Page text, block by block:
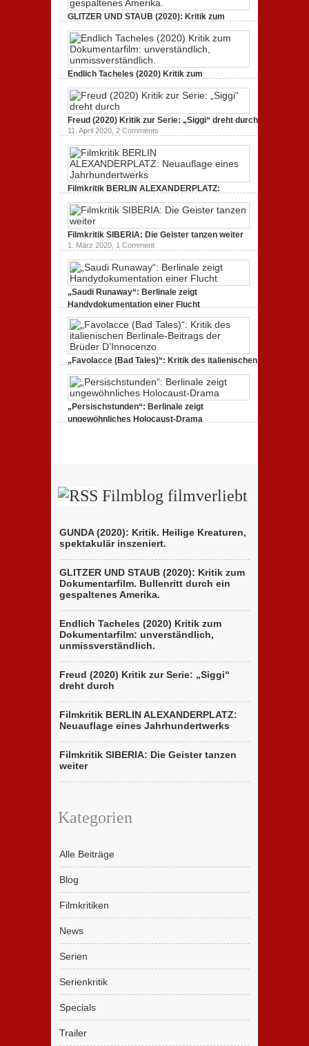
GLITZER UND STAUB (2020): Kritik zum
Dokumentarfilm. Bullenritt durch ein
gespaltenes Amerika.
3. Oktober 2020,2 Comments
Endlich Tacheles (2020) Kritik zum
Dokumentarfilm: unverständlich,
unmissverständlich.
19. Mai 2020,0 Comments
Freud (2020) Kritik zur Serie: „Siggi“ dreht durch
11. April 2020, 2 Comments
Filmkritik BERLIN ALEXANDERPLATZ:
Neuauflage eines Jahrhundertwerks
1. März 2020,2 Comments
Filmkritik SIBERIA: Die Geister tanzen weiter
1. März 2020, 1 Comment
„Saudi Runaway“: Berlinale zeigt
Handydokumentation einer Flucht
„Favolacce (Bad Tales)“: Kritik des italienischen
Berlinale-Beitrags der Brüder D’Innocenzo
25. Februar 2020,2 Comments
„Persischstunden“: Berlinale zeigt
ungewöhnliches Holocaust-Drama
Filmblog filmverliebt
GUNDA (2020): Kritik. Heilige Kreaturen,
spektakulär inszeniert.
GLITZER UND STAUB (2020): Kritik zum
Dokumentarfilm. Bullenritt durch ein
gespaltenes Amerika.
Endlich Tacheles (2020) Kritik zum
Dokumentarfilm: unverständlich,
unmissverständlich.
Freud (2020) Kritik zur Serie: „Siggi“
dreht durch
Filmkritik BERLIN ALEXANDERPLATZ:
Neuauflage eines Jahrhundertwerks
Filmkritik SIBERIA: Die Geister tanzen
weiter
Kategorien
Alle Beiträge
Blog
Filmkritiken
News
Serien
Serienkritik
Specials
Trailer